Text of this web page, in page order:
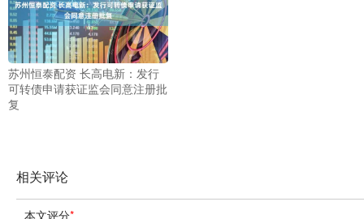
苏州恒泰配资 长高电新：发行
可转债申请获证监会同意注册批
复
相关评论
本文评分*